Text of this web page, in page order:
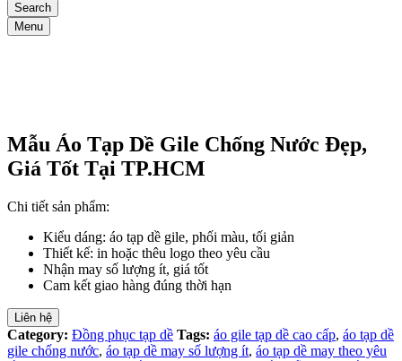
Search
Menu
Mẫu Áo Tạp Dề Gile Chống Nước Đẹp,
Giá Tốt Tại TP.HCM
Chi tiết sản phẩm:
Kiểu dáng: áo tạp dề gile, phối màu, tối giản
Thiết kế: in hoặc thêu logo theo yêu cầu
Nhận may số lượng ít, giá tốt
Cam kết giao hàng đúng thời hạn
Liên hệ
Category: Đồng phục tạp dề Tags: áo gile tạp dề cao cấp, áo tạp dề
gile chống nước, áo tạp dề may số lượng ít, áo tạp dề may theo yêu